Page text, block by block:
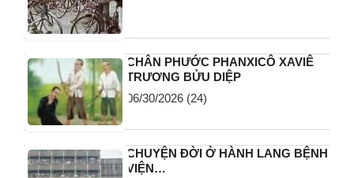
CHÂN PHƯỚC PHANXICÔ XAVIÊ
TRƯƠNG BỬU DIỆP
06/30/2026 (24)
CHUYỆN ĐỜI Ở HÀNH LANG BỆNH
VIỆN…